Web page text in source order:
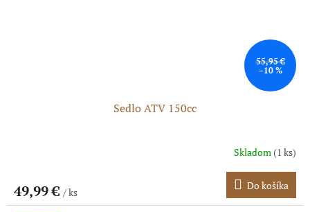
55,95 €
–10 %
Sedlo ATV 150cc
Skladom(1 ks)
49,99 € / ks
Do košíka